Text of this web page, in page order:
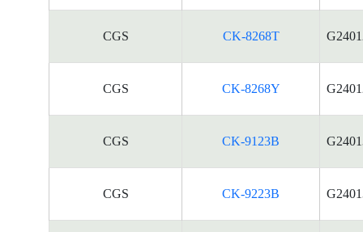
CGS CK-8268T
CGS CK-8268Y
CGS CK-9123B
CGS CK-9223B